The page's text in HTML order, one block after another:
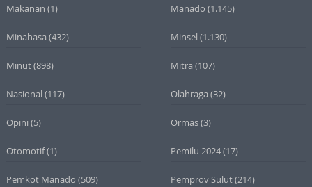
Makanan (1) Manado (1.145)
Minahasa (432) Minsel (1.130)
Minut(898) Mitra (107)
Nasional (117) Olahraga (32)
Opini (5) Ormas(3)
Otomotif(1) Pemilu 2024(17)
Pemkot Manado (509) Pemprov Sulut(214)